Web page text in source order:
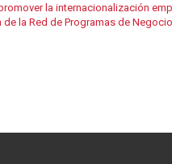
la internacionalización
la Red de Programas de